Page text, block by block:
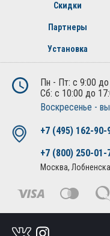
Скидки
Партнеры
Установка
Пн - Пт: с 9:00
Сб: с 10:00 до
Воскресенье -
+7 (495) 162-90-
+7 (800) 250-01-
Москва,